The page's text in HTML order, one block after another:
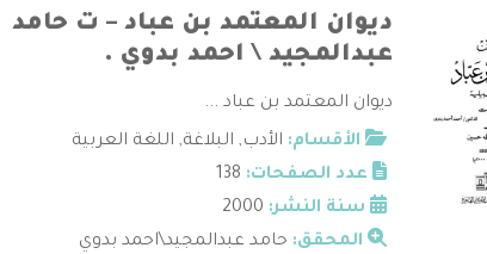
ديوان المعتمد بن عباد – ت حامد
عبدالمجيد \ احمد بدوي .
ديوان المعتمد بن عباد ...
الأقسام: الأدب, البلاغة, اللغة العربية
عدد الصفحات:
سنة النشر:
المحقق: حامد عبدالمجيد\احمد بدوي